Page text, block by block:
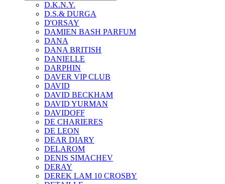
D.K.N.Y.
D.S.& DURGA
D'ORSAY
DAMIEN BASH PARFUM
DANA
DANA BRITISH
DANIELLE
DARPHIN
DAVER VIP CLUB
DAVID
DAVID BECKHAM
DAVID YURMAN
DAVIDOFF
DE CHARIERES
DE LEON
DEAR DIARY
DELAROM
DENIS SIMACHEV
DERAY
DEREK LAM 10 CROSBY